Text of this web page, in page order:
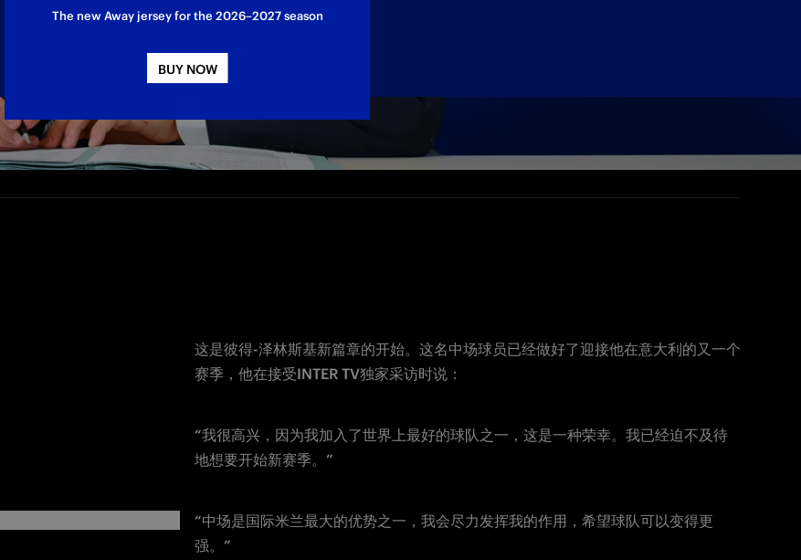
这是彼得-泽林斯基新篇章的开始。这名中场球员已经做好了迎接他在意大利的又一个
赛季，他在接受INTER TV独家采访时说：
“我很高兴，因为我加入了世界上最好的球队之一，这是一种荣幸。我已经迫不及待
地想要开始新赛季。”
“中场是国际米兰最大的优势之一，我会尽力发挥我的作用，希望球队可以变得更
强。”
The new Away jersey for the 2026–2027 season
BUY NOW